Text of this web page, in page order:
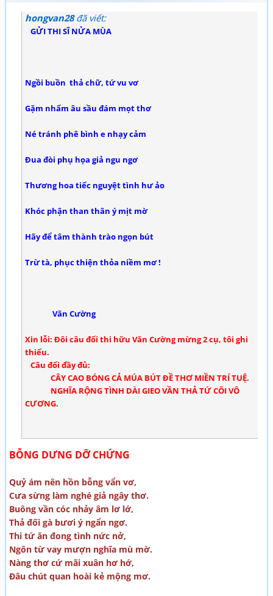
hongvan28đã viết:
GỬI THI SĨ NỬA MÙA
Ngồi buồn thả chữ, tứ vu vơ
Gặm nhấm âu sầu đám mọt thơ
Né tránh phê bình e nhạy cảm
Đua đòi phụ họa giả ngu ngơ
Thương hoa tiếc nguyệt tình hư ảo
Khóc phận than thân ý mịt mờ
Hãy để tâm thành trào ngọn bút
Trừ tà, phục thiện thỏa niềm mơ !
Văn Cường
Xin lỗi: Đôi câu đối thi hữu Văn Cường mừng 2 cụ, tôi ghi
thiếu.
Câu đối đầy đủ:
CÂY CAO BÓNG CẢ MÚA BÚT ĐỀ THƠ MIỀN TRÍ TUỆ.
NGHĨA RỘNG TÌNH DÀI GIEO VẦN THẢ TỨ CÕI VÔ
CƯƠNG.
BỖNG DƯNG DỠ CHỨNG
Quỷ ám nên hồn bỗng vẩn vơ,
Cưa sừng làm nghé giả ngây thơ.
Buông vần cóc nhảy âm lơ lớ,
Thả đối gà bươi ý ngẩn ngơ.
Thi tứ ăn đong tình nức nở,
Ngôn từ vay mượn nghĩa mù mờ.
Nàng thơ cứ mãi xuân hơ hớ,
Đâu chút quan hoài kẻ mộng mơ.